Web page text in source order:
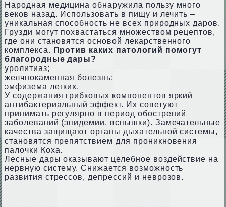
Народная медицина обнаружила пользу много
веков назад. Использовать в пищу и лечить –
уникальная способность не всех природных даров.
Грузди могут похвастаться множеством рецептов,
где они становятся основой лекарственного
комплекса. Против каких патологий помогут
благородные дары?
уролитиаз;
желчнокаменная болезнь;
эмфизема легких.
У содержания грибковых компонентов яркий
антибактериальный эффект. Их советуют
принимать регулярно в период обострений
заболеваний (эпидемии, вспышки). Замечательные
качества защищают органы дыхательной системы,
становятся препятствием для проникновения
палочки Коха.
Лесные дары оказывают целебное воздействие на
нервную систему. Снижается возможность
развития стрессов, депрессий и неврозов.